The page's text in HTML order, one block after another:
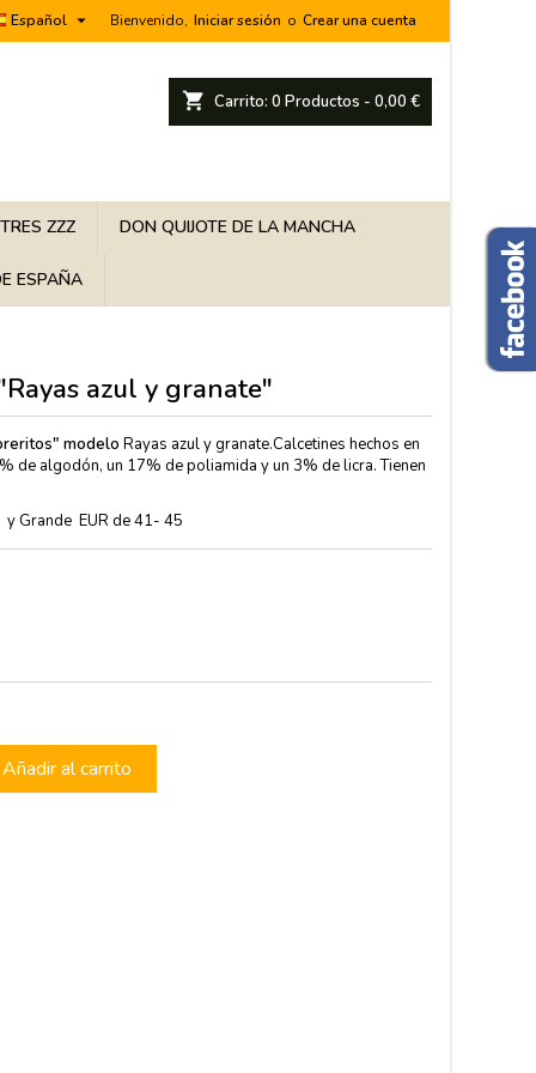
Bienvenido, Iniciar sesión o Crear una cuenta
Español 
shopping_cart Carrito: 0 Productos - 0,00 €
ZZZ DON QUIJOTE DE LA MANCHA
ESPAÑA
azul y granate"
modelo Rayas azul y granate.Calcetines hechos en
de algodón, un 17% de poliamida y un 3% de licra. Tienen
Grande EUR de 41- 45
Añadir al carrito